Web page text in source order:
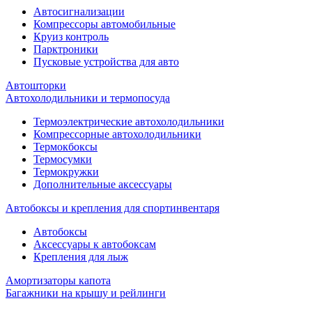
Автосигнализации
Компрессоры автомобильные
Круиз контроль
Парктроники
Пусковые устройства для авто
Автошторки
Автохолодильники и термопосуда
Термоэлектрические автохолодильники
Компрессорные автохолодильники
Термокбоксы
Термосумки
Термокружки
Дополнительные аксессуары
Автобоксы и крепления для спортинвентаря
Автобоксы
Аксессуары к автобоксам
Крепления для лыж
Амортизаторы капота
Багажники на крышу и рейлинги